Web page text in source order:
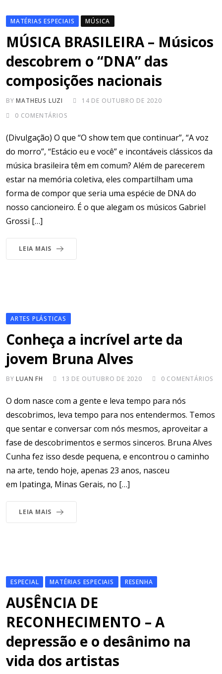
MATÉRIAS ESPECIAIS MÚSICA
MÚSICA BRASILEIRA – Músicos
descobrem o “DNA” das
composições nacionais
BYMATHEUS LUZI
14 DE OUTUBRO DE 2020
0 COMENTÁRIOS
(Divulgação) O que “O show tem que continuar”, “A voz
do morro”, “Estácio eu e você” e incontáveis clássicos da
música brasileira têm em comum? Além de parecerem
estar na memória coletiva, eles compartilham uma
forma de compor que seria uma espécie de DNA do
nosso cancioneiro. É o que alegam os músicos Gabriel
Grossi […]
LEIA MAIS
ARTES PLÁSTICAS
Conheça a incrível arte da
jovem Bruna Alves
BYLUAN FH 13 DE OUTUBRO DE 2020 0 COMENTÁRIOS
O dom nasce com a gente e leva tempo para nós
descobrimos, leva tempo para nos entendermos. Temos
que sentar e conversar com nós mesmos, aproveitar a
fase de descobrimentos e sermos sinceros. Bruna Alves
Cunha fez isso desde pequena, e encontrou o caminho
na arte, tendo hoje, apenas 23 anos, nasceu
em Ipatinga, Minas Gerais, no […]
LEIA MAIS
ESPECIAL MATÉRIAS ESPECIAIS RESENHA
AUSÊNCIA DE
RECONHECIMENTO – A
depressão e o desânimo na
vida dos artistas